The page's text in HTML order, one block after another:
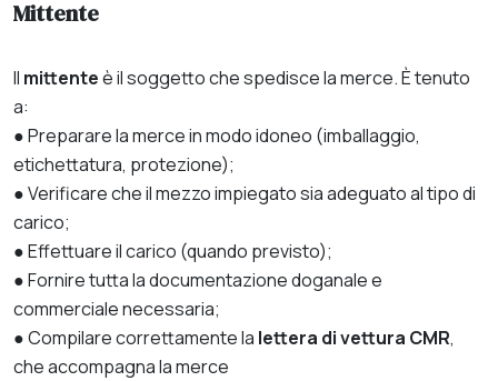
Mittente
Il mittenteè il soggetto che spedisce la merce. È tenuto
a:
● Preparare la merce in modo idoneo (imballaggio,
etichettatura, protezione);
● Verificare che il mezzo impiegato sia adeguato al tipo di
carico;
● Effettuare il carico (quando previsto);
● Fornire tutta la documentazione doganale e
commerciale necessaria;
● Compilare correttamente la lettera di vettura CMR,
che accompagna la merce